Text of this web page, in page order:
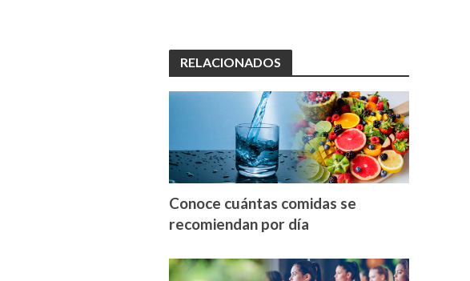
RELACIONADOS
Conoce cuántas comidas se
recomiendan por día